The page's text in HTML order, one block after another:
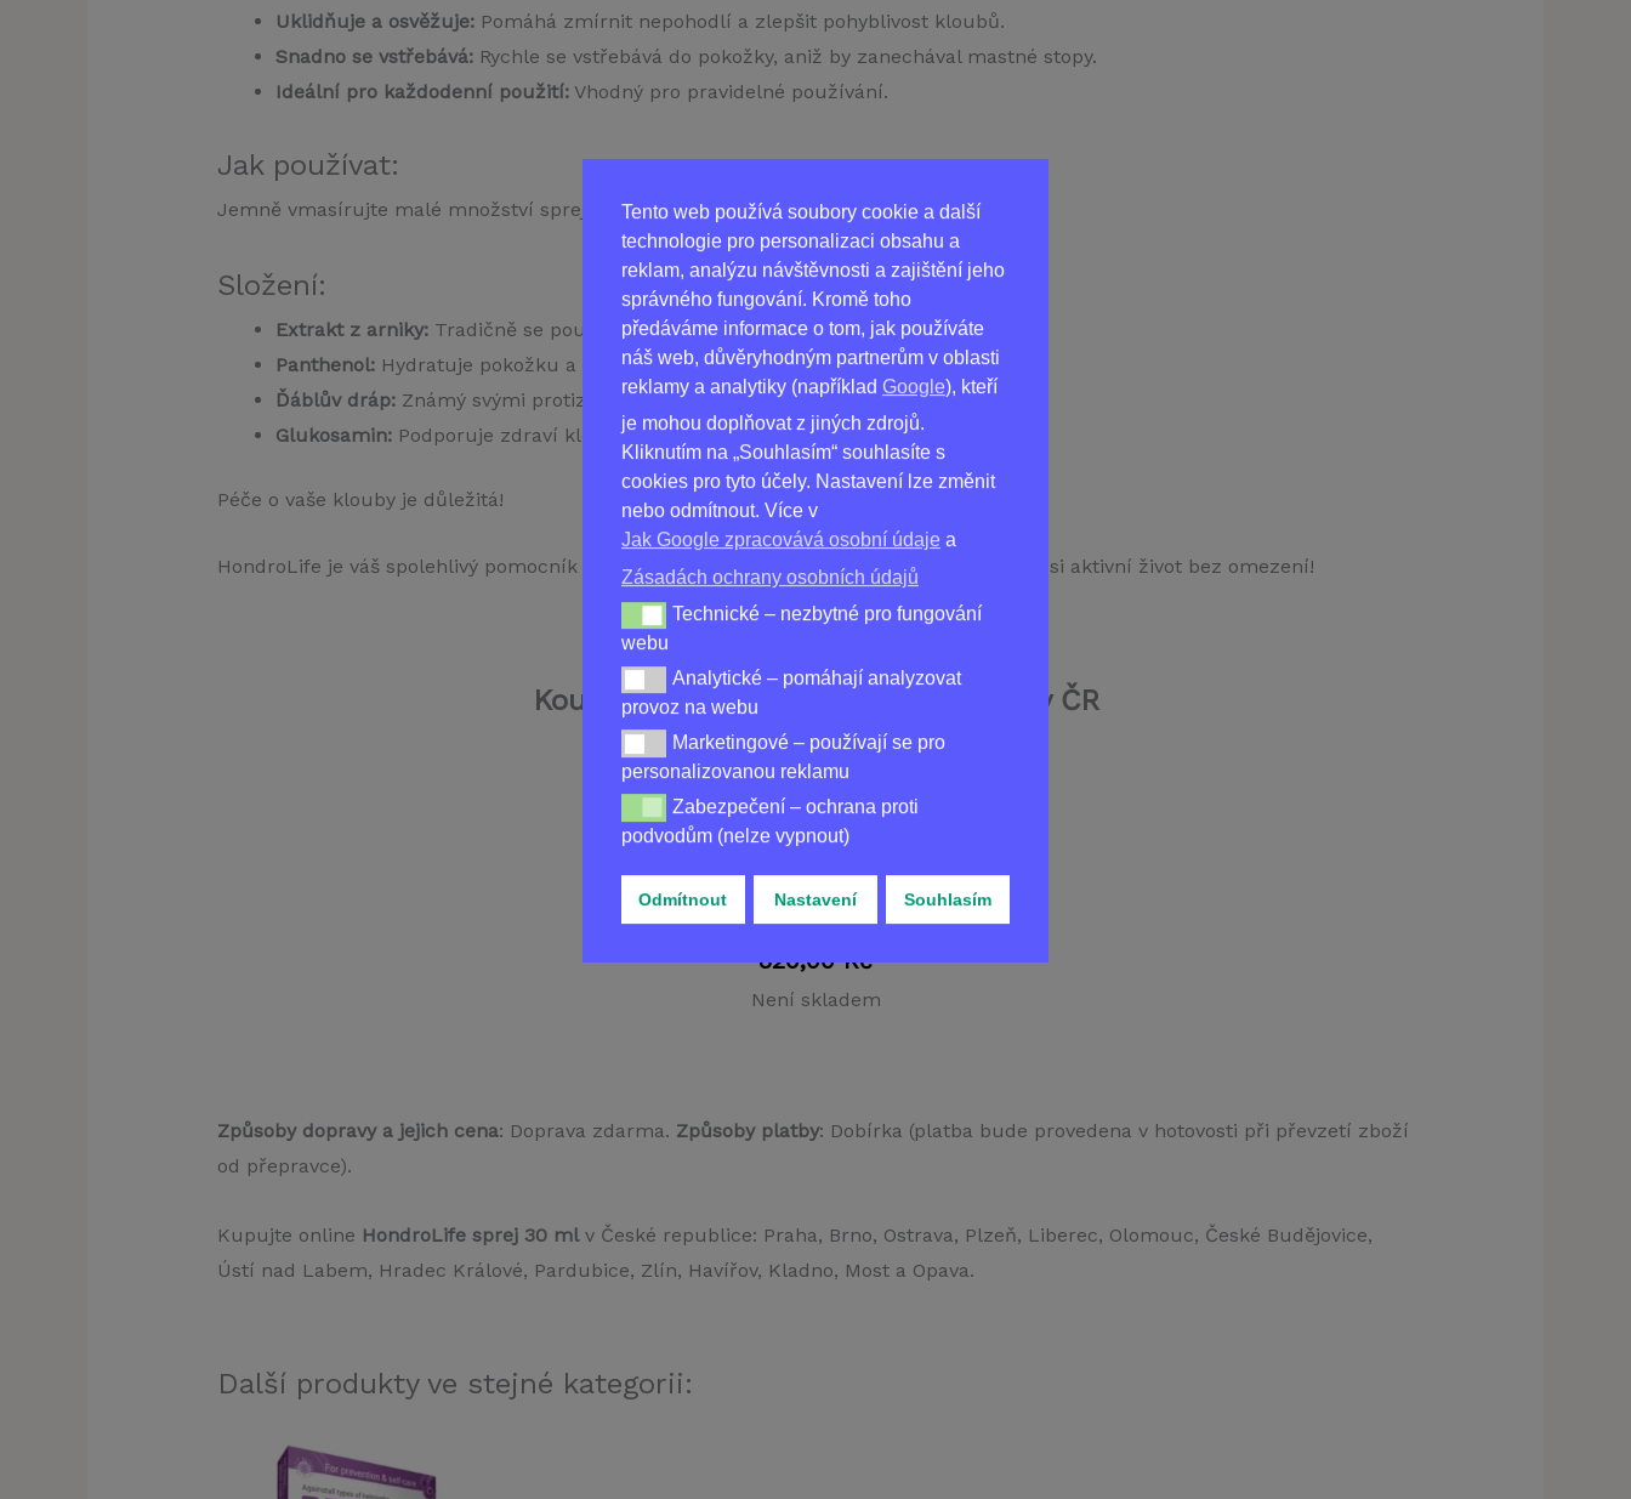
Tento web používá soubory cookie a další
technologie pro personalizaci obsahu a
reklam, analýzu návštěvnosti a zajištění jeho
správného fungování. Kromě toho
předáváme informace o tom, jak používáte
náš web, důvěryhodným partnerům v oblasti
reklamy a analytiky (například Google), kteří
je mohou doplňovat z jiných zdrojů.
Kliknutím na „Souhlasím“ souhlasíte s
cookies pro tyto účely. Nastavení lze změnit
nebo odmítnout. Více v
Jak Google zpracovává osobní údaje a
Zásadách ochrany osobních údajů
Technické – nezbytné pro fungování webu
Technické – nezbytné pro fungování
webu
Analytické – pomáhají analyzovat provoz na webu
Analytické – pomáhají analyzovat
provoz na webu
Marketingové – používají se pro personalizovanou reklamu
Marketingové – používají se pro
personalizovanou reklamu
Zabezpečení – ochrana proti podvodům (nelze vypnout)
Zabezpečení – ochrana proti
podvodům (nelze vypnout)
Odmítnout Nastavení Souhlasím
Uklidňuje a osvěžuje:Pomáhá zmírnit nepohodlí a zlepšit pohyblivost kloubů.
Snadno se vstřebává:Rychle se vstřebává do pokožky, aniž by zanechával mastné stopy.
Ideální pro každodenní použití:Vhodný pro pravidelné používání.
Jak používat:
Jemně vmasírujte malé množství spreje na problematická místa 2-3krát denně.
Složení:
Extrakt z arniky:Tradičně se používá k podpoře pohodlí v kloubech.
Panthenol:Hydratuje pokožku a podporuje hojení.
Ďáblův dráp:Známý svými protizánětlivými vlastnostmi.
Glukosamin:Podporuje zdraví kloubů.
Péče o vaše klouby je důležitá!
HondroLife je váš spolehlivý pomocník při udržování zdraví a pohyblivosti kloubů. Užijte si aktivní život bez omezení!
KoupitHONDROLIFE SPREJ 30 ML v ČR
820,00Kč
Není skladem
Způsoby dopravy a jejich cena: Doprava zdarma. Způsoby platby: Dobírka (platba bude provedena v hotovosti při převzetí zboží
od přepravce).
Kupujte online HondroLife sprej 30 mlv České republice: Praha, Brno, Ostrava, Plzeň, Liberec, Olomouc, České Budějovice,
Ústí nad Labem, Hradec Králové, Pardubice, Zlín, Havířov, Kladno, Most a Opava.
Další produkty ve stejné kategorii: